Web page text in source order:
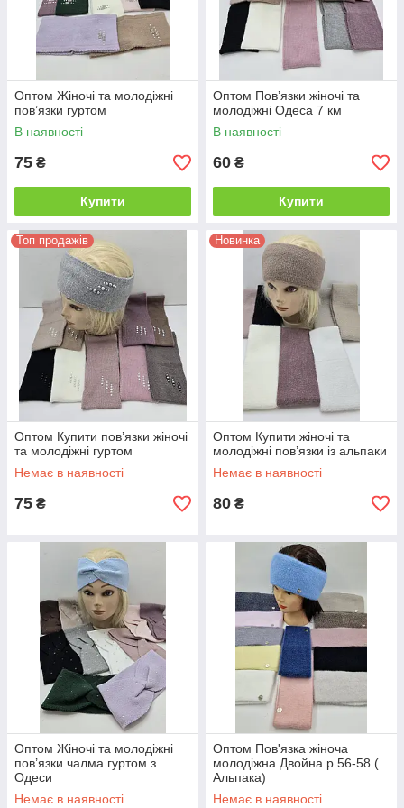
бізнес.
Оптом Жіночі та молодіжні
пов’язки гуртом
В наявності
75 ₴
Купити
Оптом Пов’язки жіночі та
молодіжні Одеса 7 км
В наявності
60 ₴
Купити
Топ продажів
Оптом Купити пов’язки жіночі
та молодіжні гуртом
Немає в наявності
75 ₴
Новинка
Оптом Купити жіночі та
молодіжні пов’язки із альпаки
Немає в наявності
80 ₴
Оптом Жіночі та молодіжні
пов’язки чалма гуртом з
Одеси
Немає в наявності
Оптом Пов'язка жіноча
молодіжна Двойна р 56-58 (
Альпака)
Немає в наявності